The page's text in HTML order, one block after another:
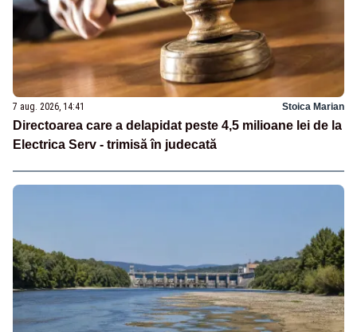
7 aug. 2026, 14:41 Stoica Marian
Directoarea care a delapidat peste 4,5 milioane lei de la
Electrica Serv - trimisă în judecată